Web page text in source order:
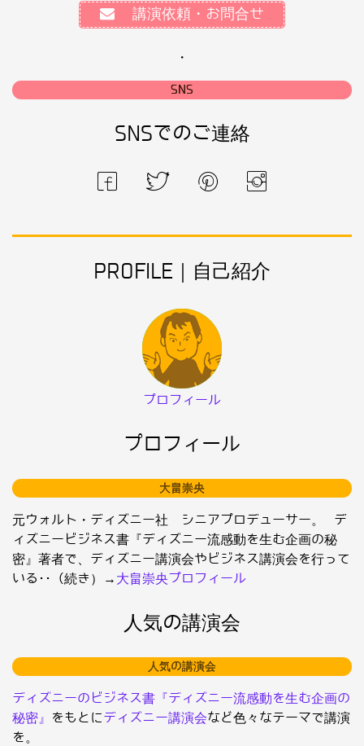
講演依頼・お問合せ
・
SNS
SNSでのご連絡
PROFILE｜自己紹介
プロフィール
プロフィール
大畠崇央
元ウォルト・ディズニー社 シニアプロデューサー。 デ
ィズニービジネス書『ディズニー流感動を生む企画の秘
密』著者で、ディズニー講演会やビジネス講演会を行って
いる･･（続き）→ 大畠崇央プロフィール
人気の講演会
人気の講演会
ディズニーのビジネス書『ディズニー流感動を生む企画の
秘密』
をもとにディズニー講演会など色々なテーマで講演
を。